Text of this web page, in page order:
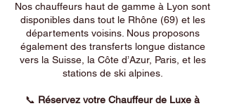
Nos chauffeurs haut de gamme à Lyon sont
disponibles dans tout le Rhône (69) et les
départements voisins. Nous proposons
également des transferts longue distance
vers la Suisse, la Côte d’Azur, Paris, et les
stations de ski alpines.
📞 Réservez votre Chauffeur de Luxe à